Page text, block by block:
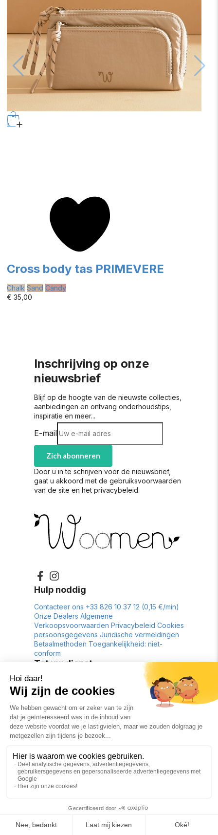
Cross body tas PRIMEVERE
Chalk Sand Candy
€ 35,00
Inschrijving op onze
nieuwsbrief
Blijf op de hoogte van de nieuwste collecties,
aanbiedingen en ontvang onderhoudstips,
inspiratie en meer...
E-mail
Zich abonneren
Door u in te schrijven voor de nieuwsbrief,
gaat u akkoord met de gebruiksvoorwaarden
van de site en het privacybeleid.
Hulp noddig
Contacteer ons +33 826 10 37 12 (0,15 €/min)
Onze Dealers Algemene
Verkoopsvoorwaarden Privacybeleid Cookies
persoonsgegevens Juridische vermeldingen
Betaalmethoden Toegankelijkheid: niet-
conform
Tot uw dienst
Retour tot 30 dagen Gratis levering*
Betreffend
GeschiedenisContactformulier
FR
nl €